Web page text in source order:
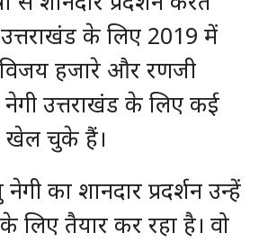
के लिए 2019 में
विजय हजारे और रणजी
नेगी उत्तराखंड के लिए कई
खेल चुके हैं।
का शानदार प्रदर्शन उन्हें
लिए तैयार कर रहा है। वो